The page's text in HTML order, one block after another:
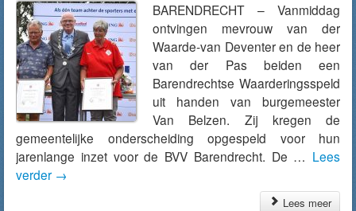
BARENDRECHT – Vanmiddag
ontvingen mevrouw van der
Waarde-van Deventer en de heer
van der Pas beiden een
Barendrechtse Waarderingsspeld
uit handen van burgemeester
Van Belzen. Zij kregen de
gemeentelijke onderscheiding opgespeld voor hun
jarenlange inzet voor de BVV Barendrecht. De … Lees
verder →
Lees meer